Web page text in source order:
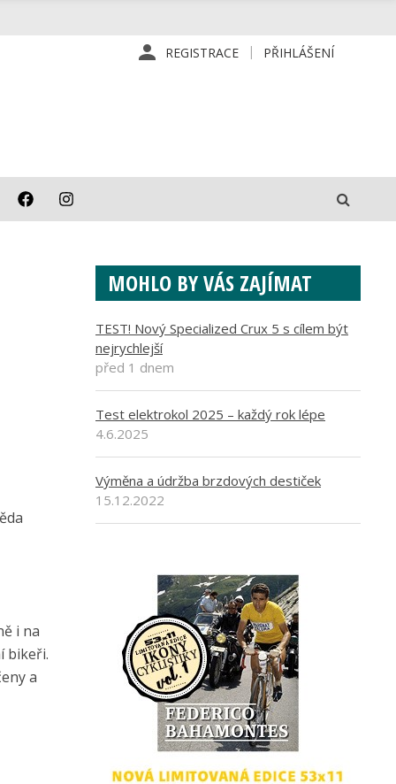
REGISTRACE PŘIHLÁŠENÍ
i na
bikeři.
a
MOHLO BY VÁS ZAJÍMAT
TEST! Nový Specialized Crux 5 s cílem být
nejrychlejší
před 1 dnem
Test elektrokol 2025 – každý rok lépe
4.6.2025
Výměna a údržba brzdových destiček
15.12.2022